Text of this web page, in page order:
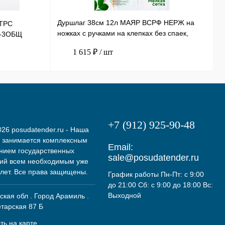
3ОБЩ
Дуршлаг 38см 12л МАЯР ВСРФ НЕРЖ на
ножках с ручками на клепках без спаек,
1 615 ₽ / шт
posudatender.ru - Наша
комплексным
государственных
всем необходимым уже
Все права защищены.
обл . Город Арамиль .
87 Б
на карте
+7 (912) 925-90-48
Email:
sale@posudatender.ru
График работы Пн-Пт: с 9:00
до 21:00 Сб: с 9:00 до 18:00 Вс:
Выходной